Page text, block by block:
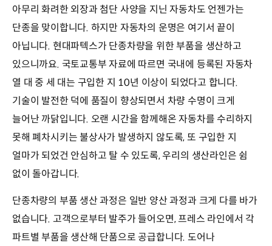
아무리 화려한 외장과 첨단 사양을 지닌 자동차도 언젠가는
단종을 맞이합니다. 하지만 자동차의 운명은 여기서 끝이
아닙니다. 현대파텍스가 단종차량을 위한 부품을 생산하고
있으니까요. 국토교통부 자료에 따르면 국내에 등록된 자동차
열 대 중 세 대는 구입한 지 10년 이상이 되었다고 합니다.
기술이 발전한 덕에 품질이 향상되면서 차량 수명이 크게
늘어난 까닭입니다. 오랜 시간을 함께해온 자동차를 수리하지
못해 폐차시키는 불상사가 발생하지 않도록, 또 구입한 지
얼마가 되었건 안심하고 탈 수 있도록, 우리의 생산라인은 쉼
없이 돌아갑니다.
단종차량의 부품 생산 과정은 일반 양산 과정과 크게 다를 바가
없습니다. 고객으로부터 발주가 들어오면, 프레스 라인에서 각
파트별 부품을 생산해 단품으로 공급합니다. 도어나